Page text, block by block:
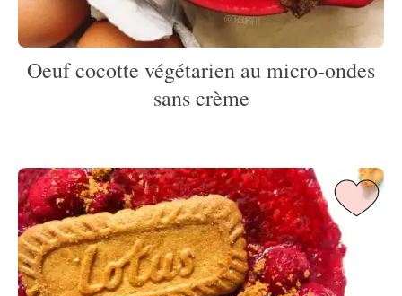
Oeuf cocotte végétarien au micro-ondes
sans crème